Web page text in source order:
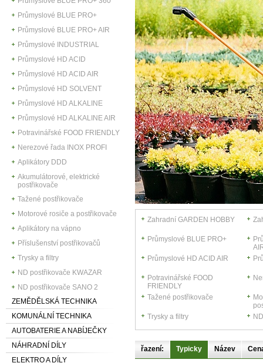
Průmyslové BLUE PRO+
Průmyslové BLUE PRO+ AIR
Průmyslové INDUSTRIAL
Průmyslové HD ACID
Průmyslové HD ACID AIR
Průmyslové HD SOLVENT
Průmyslové HD ALKALINE
Průmyslové HD ALKALINE AIR
Potravinářské FOOD FRIENDLY
Nerezové řada INOX PROFI
Aplikátory DDD
Akumulátorové, elektrické
postřikovače
Tažené postřikovače
Motorové rosiče a postřikovače
Aplikátory na vápno
Příslušenství postřikovačů
Trysky a filtry
ND postřikovače KWAZAR
ND postřikovače SANO 2
ZEMĚDĚLSKÁ TECHNIKA
KOMUNÁLNÍ TECHNIKA
AUTOBATERIE A NABÍJEČKY
NÁHRADNÍ DÍLY
ELEKTRO A DÍLY
Zahradní GARDEN HOBBY
Průmyslové BLUE PRO+
Průmyslové HD ACID AIR
Potravinářské FOOD
FRIENDLY
Tažené postřikovače
Trysky a filtry
řazení: Typicky Název